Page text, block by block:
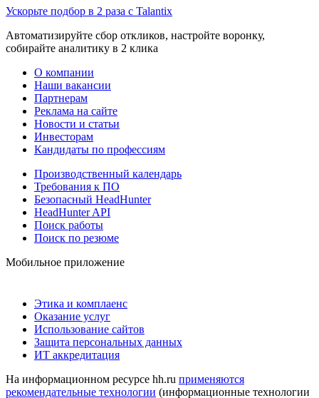
Ускорьте подбор в 2 раза с Talantix
Автоматизируйте сбор откликов, настройте воронку,
собирайте аналитику в 2 клика
О компании
Наши вакансии
Партнерам
Реклама на сайте
Новости и статьи
Инвесторам
Кандидаты по профессиям
Производственный календарь
Требования к ПО
Безопасный HeadHunter
HeadHunter API
Поиск работы
Поиск по резюме
Мобильное приложение
Этика и комплаенс
Оказание услуг
Использование сайтов
Защита персональных данных
ИТ аккредитация
На информационном ресурсе hh.ru применяются
рекомендательные технологии (информационные технологии